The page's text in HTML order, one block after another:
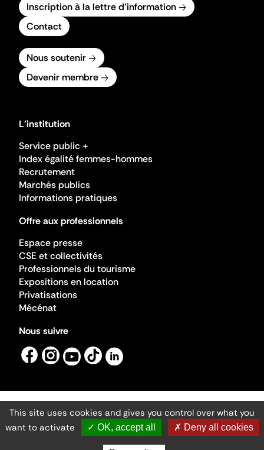
Inscription à la lettre d'information
Contact
Nous soutenir
Devenir membre
L'institution
Service public +
Index égalité femmes-hommes
Recrutement
Marchés publics
Informations pratiques
Offre aux professionnels
Espace presse
CSE et collectivités
Professionnels du tourisme
Expositions en location
Privatisations
Mécénat
Nous suivre
Mentions légales
Gestion des cookies
Accessibilité numérique
Ministère de la Culture ©2026
- Cité de l'architecture et du patrimoine
This site uses cookies and gives you control over what you
want to activate
✓ OK, accept all ✗ Deny all cookies